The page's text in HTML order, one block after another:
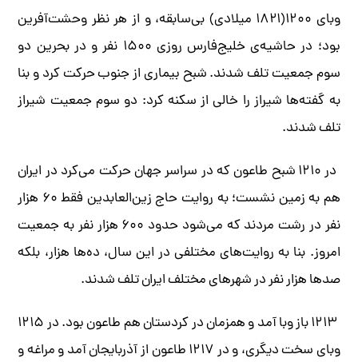
وبای ۱۲۰۰(۱۸۲۱ میلادی) بی‌سابقه، و از هر نظر وحشت‌آفرین
بود؛ در حاشیه‌ی خلیج‌فارس روزی ۱۵۰۰ نفر و در بحرین دو
سوم جمعیت تلف شدند. شبح بیماری از جنوب حرکت کرد و بنا
به گفته‌ها شیراز را خالی از سکنه کرد: دو سوم جمعیت شیراز
تلف شدند.
در ۱۲۱۰ شبح طاعون که در سراسر جهان حرکت می‌کرد در ایران
هم به زمین نشست؛ به روایت حاج زین‌العابدین فقط ۶۰ هزار
نفر در رشت مردند که می‌شود حدود ۶۰۰ هزار نفر به جمعیت
امروز. بنا به روایت‌های مختلفی در این سال، ده‌ها هزار، بلکه
صدها هزار نفر در شهرهای مختلف ایران تلف شدند.
۱۲۱۳ باز وبا آمد و همزمان در کردستان هم طاعون بود. در ۱۲۱۵
وبای سخت دیگری، و در ۱۲۱۷ طاعون از آذربایجان آمد و مراغه و